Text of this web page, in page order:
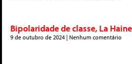
Bipolaridade de classe, La
9 de outubro de 2024 Nenhum comentário